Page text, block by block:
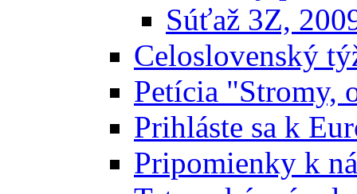
Súťaž 3Z,
Celoslovenský
Petícia "Stromy,
Prihláste sa k
Pripomienky k